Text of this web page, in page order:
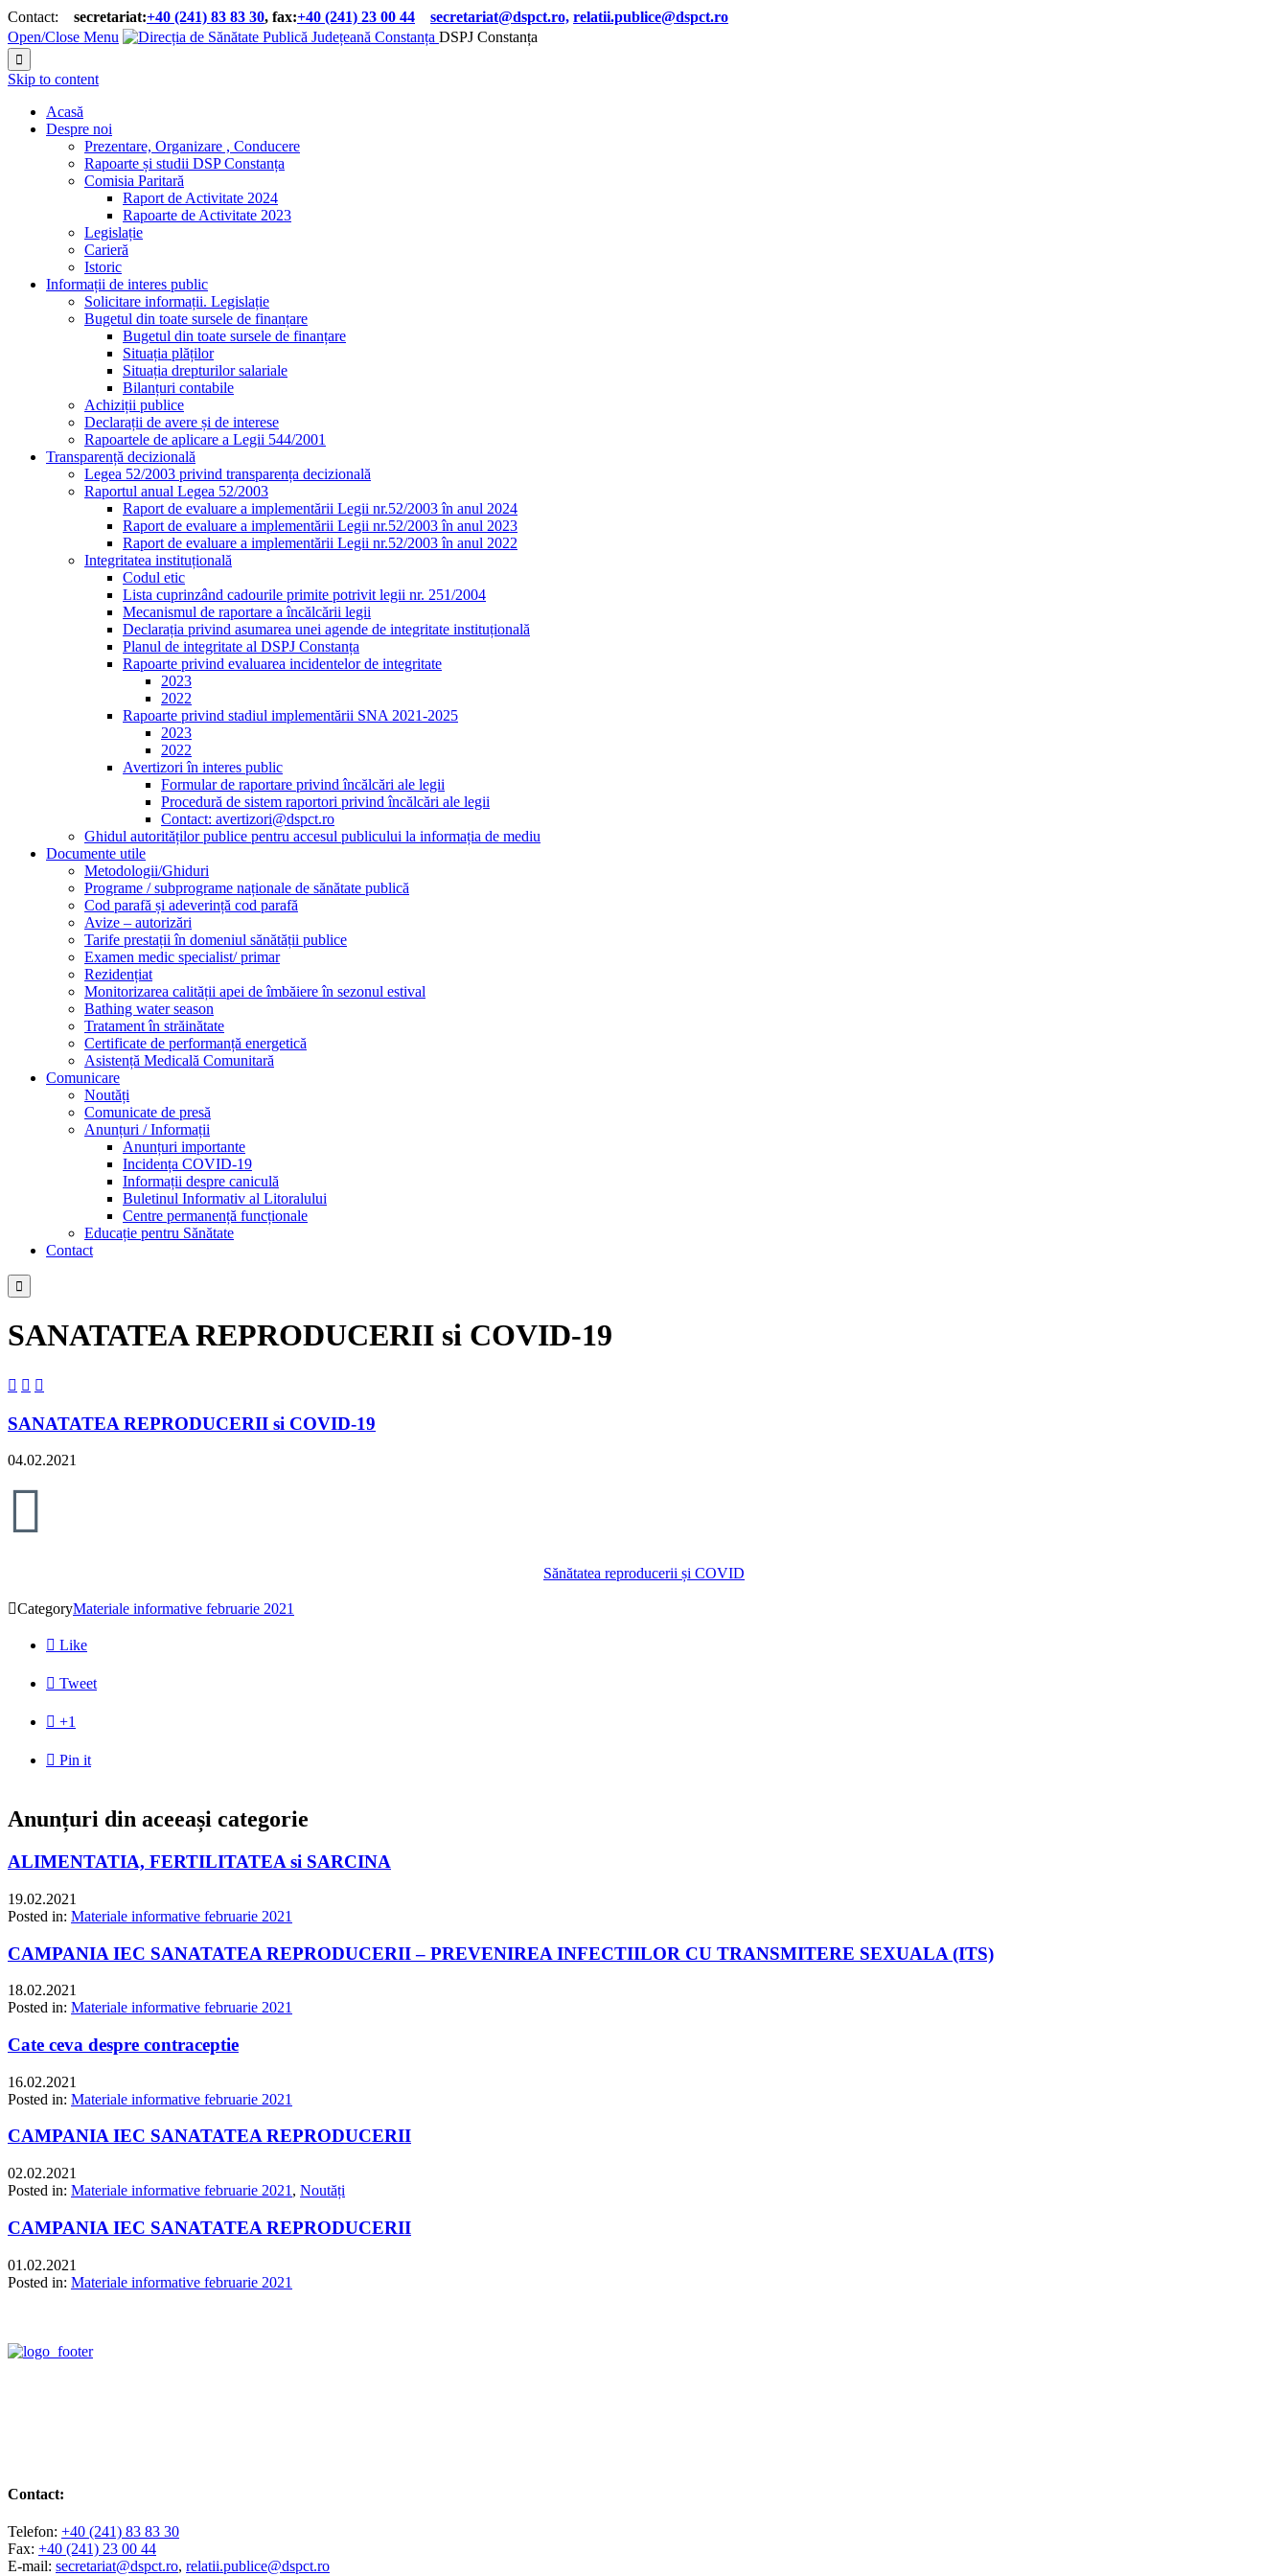
Contact: secretariat:+40 (241) 83 83 30, fax:+40 (241) 23 00 44 secretariat@dspct.ro, relatii.publice@dspct.ro
Open/Close Menu
DSPJ Constanța

Skip to content
Acasă
Despre noi
Prezentare, Organizare , Conducere
Rapoarte și studii DSP Constanța
Comisia Paritară
Raport de Activitate 2024
Rapoarte de Activitate 2023
Legislație
Carieră
Istoric
Informații de interes public
Solicitare informații. Legislație
Bugetul din toate sursele de finanțare
Bugetul din toate sursele de finanțare
Situația plăților
Situația drepturilor salariale
Bilanțuri contabile
Achiziții publice
Declarații de avere și de interese
Rapoartele de aplicare a Legii 544/2001
Transparență decizională
Legea 52/2003 privind transparența decizională
Raportul anual Legea 52/2003
Raport de evaluare a implementării Legii nr.52/2003 în anul 2024
Raport de evaluare a implementării Legii nr.52/2003 în anul 2023
Raport de evaluare a implementării Legii nr.52/2003 în anul 2022
Integritatea instituțională
Codul etic
Lista cuprinzând cadourile primite potrivit legii nr. 251/2004
Mecanismul de raportare a încălcării legii
Declarația privind asumarea unei agende de integritate instituțională
Planul de integritate al DSPJ Constanța
Rapoarte privind evaluarea incidentelor de integritate
2023
2022
Rapoarte privind stadiul implementării SNA 2021-2025
2023
2022
Avertizori în interes public
Formular de raportare privind încălcări ale legii
Procedură de sistem raportori privind încălcări ale legii
Contact: avertizori@dspct.ro
Ghidul autorităților publice pentru accesul publicului la informația de mediu
Documente utile
Metodologii/Ghiduri
Programe / subprograme naționale de sănătate publică
Cod parafă și adeverință cod parafă
Avize – autorizări
Tarife prestații în domeniul sănătății publice
Examen medic specialist/ primar
Rezidențiat
Monitorizarea calității apei de îmbăiere în sezonul estival
Bathing water season
Tratament în străinătate
Certificate de performanță energetică
Asistență Medicală Comunitară
Comunicare
Noutăți
Comunicate de presă
Anunțuri / Informații
Anunțuri importante
Incidența COVID-19
Informații despre caniculă
Buletinul Informativ al Litoralului
Centre permanență funcționale
Educație pentru Sănătate
Contact

SANATATEA REPRODUCERII si COVID-19
  
SANATATEA REPRODUCERII si COVID-19
04.02.2021

Sănătatea reproducerii și COVID
CategoryMateriale informative februarie 2021
 Like
 Tweet
 +1
 Pin it
Anunțuri din aceeași categorie
ALIMENTATIA, FERTILITATEA si SARCINA
19.02.2021
Posted in: Materiale informative februarie 2021
CAMPANIA IEC SANATATEA REPRODUCERII – PREVENIREA INFECTIILOR CU TRANSMITERE SEXUALA (ITS)
18.02.2021
Posted in: Materiale informative februarie 2021
Cate ceva despre contraceptie
16.02.2021
Posted in: Materiale informative februarie 2021
CAMPANIA IEC SANATATEA REPRODUCERII
02.02.2021
Posted in: Materiale informative februarie 2021 , Noutăți
CAMPANIA IEC SANATATEA REPRODUCERII
01.02.2021
Posted in: Materiale informative februarie 2021
Contact:
Telefon: +40 (241) 83 83 30
Fax: +40 (241) 23 00 44
E-mail: secretariat@dspct.ro, relatii.publice@dspct.ro